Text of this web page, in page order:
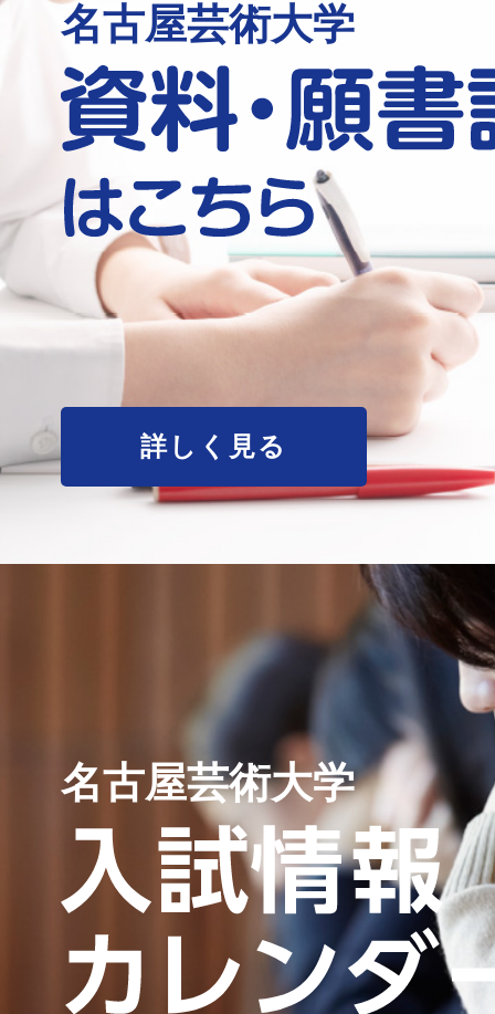
名古屋芸術大学
詳しく見る
名古屋芸術大学